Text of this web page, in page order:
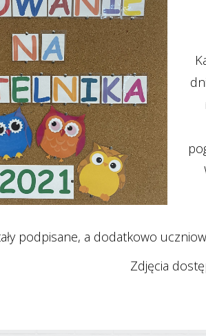
podpisane, a dodatkowo
Zdjęcia